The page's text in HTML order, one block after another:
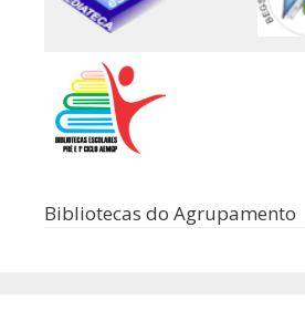
Bibliotecas do Agrupamento